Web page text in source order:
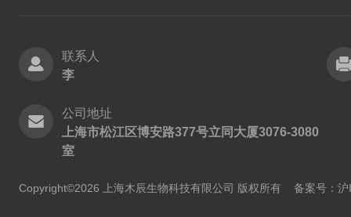
联系人
李
公司地址
上海市松江区博安路377号立同大厦3076-3080
室
Copyright©2026 上海木辰生物科技有限公司 版权所有 备案号：